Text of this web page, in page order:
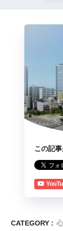
この記
CATEGORY :